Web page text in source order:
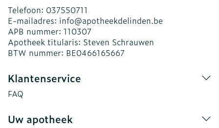
Telefoon: 037550711
E-mailadres: info@apotheekdelinden.be
APB nummer: 110307
Apotheek titularis: Steven Schrauwen
BTW nummer: BE0466165667
Klantenservice
FAQ
Uw apotheek